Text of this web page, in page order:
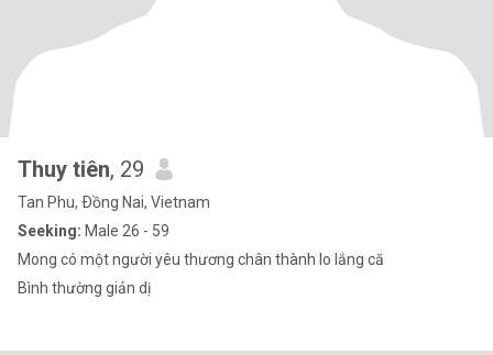
Thuy tiên, 29
Tan Phu, Ðồng Nai, Vietnam
Seeking: Male 26 - 59
Mong có một người yêu thương chân thành lo lắng că
Bình thường giản dị